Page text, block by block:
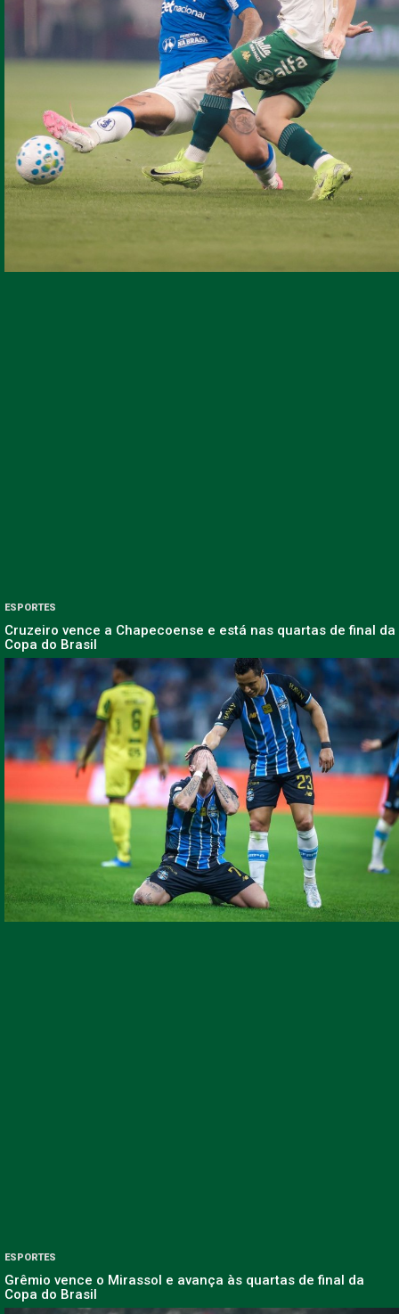
ESPORTES
Cruzeiro vence a Chapecoense e está nas quartas de final da
Copa do Brasil
ESPORTES
Grêmio vence o Mirassol e avança às quartas de final da
Copa do Brasil